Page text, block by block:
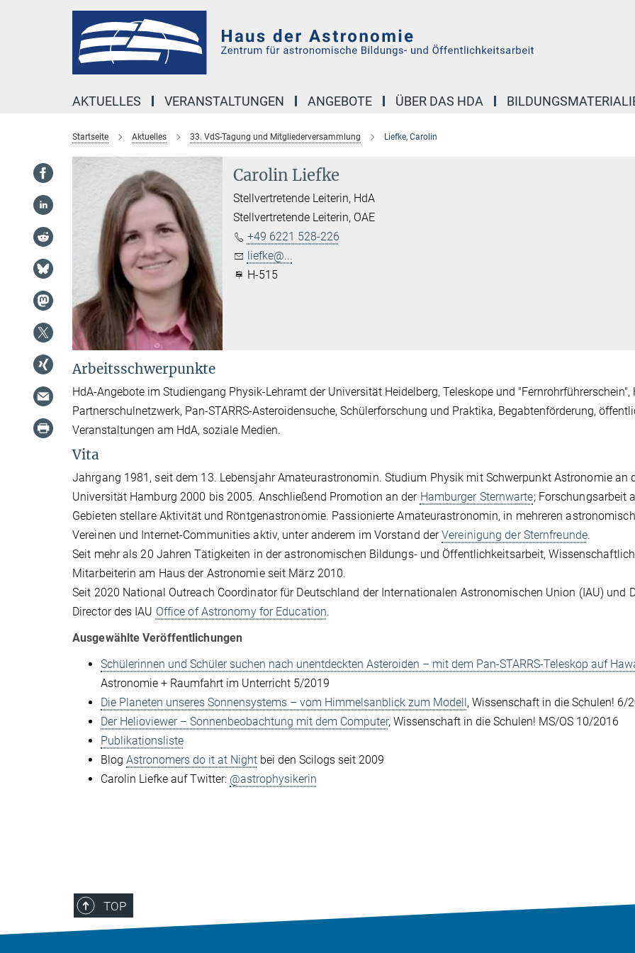
AKTUELLES VERANSTALTUNGEN ANGEBOTE ÜBER DAS HDA
Startseite Aktuelles 33. VdS-Tagung und Mitgliederversammlung Liefke, Carolin
Carolin Liefke
Stellvertretende Leiterin, HdA
Stellvertretende Leiterin, OAE
+49 6221 528-226
liefke@...
H-515
Arbeitsschwerpunkte
HdA-Angebote im Studiengang Physik-Lehramt der Universität Heidelberg, Teleskope und "Fernrohrführerschein",
Partnerschulnetzwerk, Pan-STARRS-Asteroidensuche, Schülerforschung und Praktika, Begabtenförderung,
Veranstaltungen am HdA, soziale Medien.
Vita
Jahrgang 1981, seit dem 13. Lebensjahr Amateurastronomin. Studium Physik mit Schwerpunkt Astronomie an
Universität Hamburg 2000 bis 2005. Anschließend Promotion an der Hamburger Sternwarte; Forschungsarbeit
Gebieten stellare Aktivität und Röntgenastronomie. Passionierte Amateurastronomin, in mehreren
Vereinen und Internet-Communities aktiv, unter anderem im Vorstand derVereinigung der Sternfreunde.
Seit mehr als 20 Jahren Tätigkeiten in der astronomischen Bildungs- und Öffentlichkeitsarbeit,
Mitarbeiterin am Haus der Astronomie seit März 2010.
Seit 2020 National Outreach Coordinator für Deutschland der Internationalen Astronomischen Union (IAU) und
Director des IAU Office of Astronomy for Education.
Ausgewählte Veröffentlichungen
Schülerinnen und Schüler suchen nach unentdeckten Asteroiden – mit dem Pan-STARRS-Teleskop auf
Astronomie + Raumfahrt im Unterricht 5/2019
Die Planeten unseres Sonnensystems – vom Himmelsanblick zum Modell, Wissenschaft in die Schulen! 6/
Der Helioviewer – Sonnenbeobachtung mit dem Computer, Wissenschaft in die Schulen! MS/OS 10/2016
Publikationsliste
Blog Astronomers do it at Night bei den Scilogs seit 2009
Carolin Liefke auf Twitter: @astrophysikerin
TOP